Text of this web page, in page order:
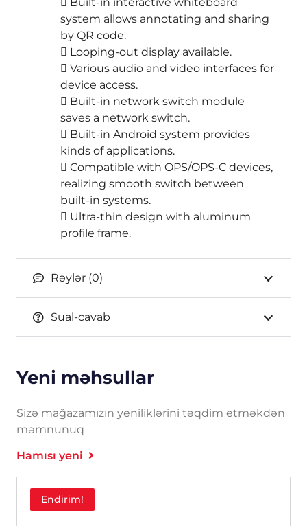
 Built-in interactive whiteboard
system allows annotating and sharing
by QR code.
 Looping-out display available.
 Various audio and video interfaces for
device access.
 Built-in network switch module
saves a network switch.
 Built-in Android system provides
kinds of applications.
 Compatible with OPS/OPS-C devices,
realizing smooth switch between
built-in systems.
 Ultra-thin design with aluminum
profile frame.
Rəylər (0)
Sual-cavab
Yeni məhsullar
Sizə mağazamızın yeniliklərini təqdim etməkdən
məmnunuq
Hamısı yeni
Endirim!